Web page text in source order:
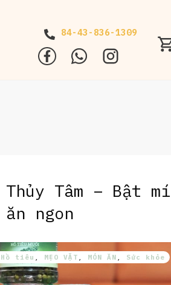
84-43-836-1309
Tâm – Bật mí
ngon
Hồ tiêu , MẸO VẶT , MÓN ĂN , Sức khỏe